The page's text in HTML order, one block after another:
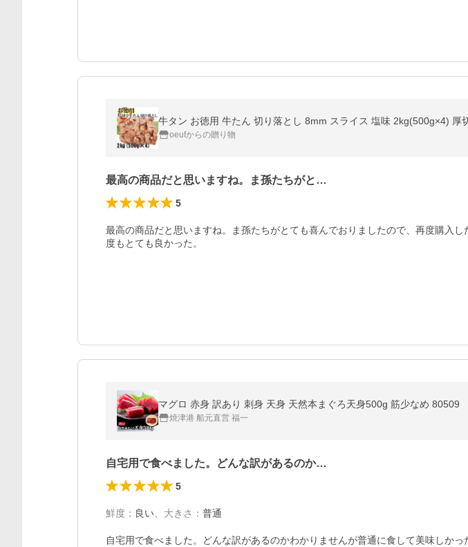
牛タン お徳用 牛たん 切り落とし 8mm スライス 塩味 2kg(500g×4) 厚
oeufからの贈り物
最高の商品だと思いますね。ま孫たちがと…
5
最高の商品だと思いますね。ま孫たちがとても喜んでおりましたので、再度購入
度もとても良かった。
マグロ 赤身 訳あり 刺身 天身 天然本まぐろ天身500g 筋少なめ 80509
焼津港 船元直営 福一
自宅用で食べました。どんな訳があるのか…
5
鮮度 ： 良い 大きさ ： 普通
自宅用で食べました。どんな訳があるのかわかりませんが普通に食して美味しかっ